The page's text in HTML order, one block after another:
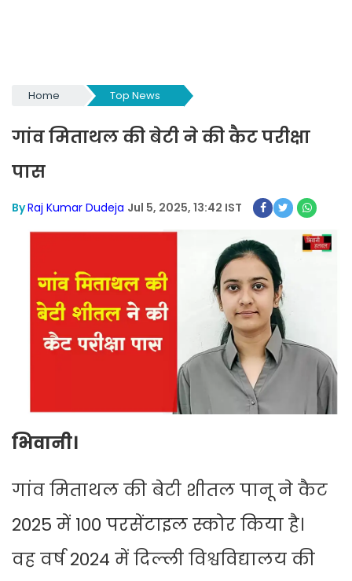
Home Top News
गांव मिताथल की बेटी ने की कैट परीक्षा
पास
ByRaj Kumar Dudeja Jul 5, 2025, 13:42 IST
भिवानी।
गांव मिताथल की बेटी शीतल पानू ने कैट
2025 में 100 परसेंटाइल स्कोर किया है।
वह वर्ष2024 में दिल्लीविश्वविद्यालयकी